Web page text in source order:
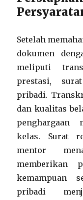
Setelah
dokumen
meliputi
prestasi,
pribadi.
dan kualitas
penghargaan
kelas. Surat
mentor
memberikan
kemampuan
pribadi